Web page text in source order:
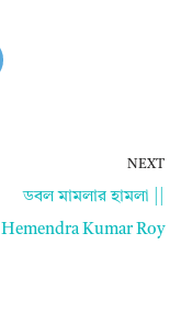
NEXT
ডবল মামলার হামলা ||
Hemendra Kumar Roy